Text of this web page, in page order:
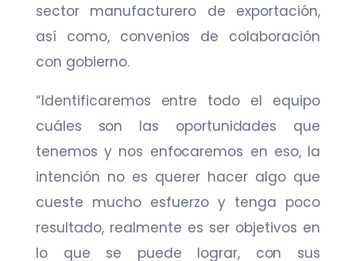
sector manufacturero de exportación,
así como, convenios de colaboración
con gobierno.
“Identificaremos entre todo el equipo
cuáles son las oportunidades que
tenemos y nos enfocaremos en eso, la
intención no es querer hacer algo que
cueste mucho esfuerzo y tenga poco
resultado, realmente es ser objetivos en
lo que se puede lograr, con sus